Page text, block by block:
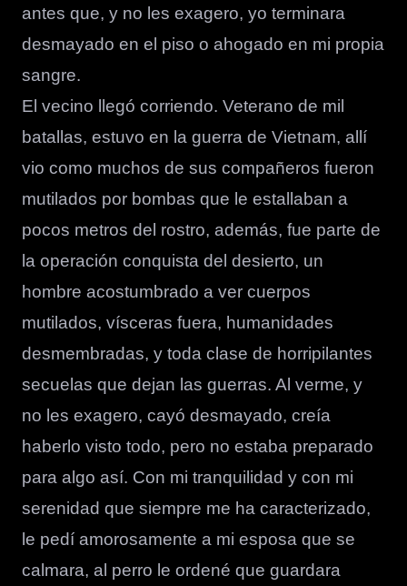
antes que, y no les exagero, yo terminara
desmayado en el piso o ahogado en mi propia
sangre.
El vecino llegó corriendo. Veterano de mil
batallas, estuvo en la guerra de Vietnam, allí
vio como muchos de sus compañeros fueron
mutilados por bombas que le estallaban a
pocos metros del rostro, además, fue parte de
la operación conquista del desierto, un
hombre acostumbrado a ver cuerpos
mutilados, vísceras fuera, humanidades
desmembradas, y toda clase de horripilantes
secuelas que dejan las guerras. Al verme, y
no les exagero, cayó desmayado, creía
haberlo visto todo, pero no estaba preparado
para algo así. Con mi tranquilidad y con mi
serenidad que siempre me ha caracterizado,
le pedí amorosamente a mi esposa que se
calmara, al perro le ordené que guardara